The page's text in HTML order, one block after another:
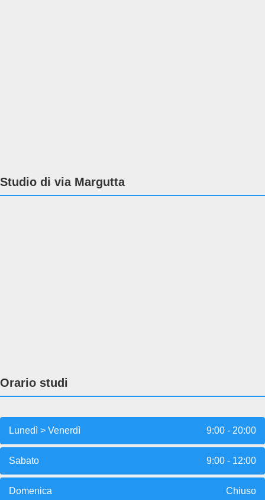
Studio di via Margutta
Orario studi
Lunedì > Venerdì 9:00 - 20:00
Sabato 9:00 - 12:00
Domenica Chiuso